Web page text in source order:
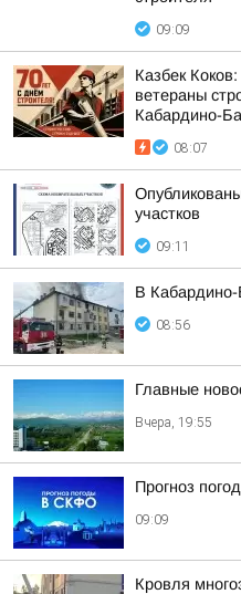
09:09
Казбек
ветераны
Кабардино-
08:07
участков
09:11
В
08:56
Главные
Вчера, 19:55
Прогноз
09:09
Кровля